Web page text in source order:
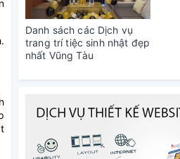
Danh sách các Dịch vụ
trang trí tiệc sinh nhật đẹp
nhất Vũng Tàu